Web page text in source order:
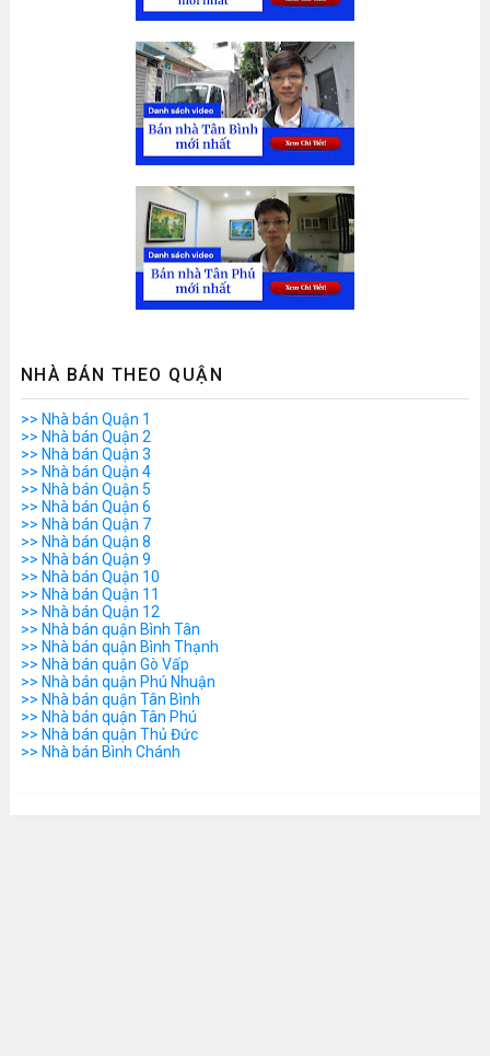
NHÀ BÁN THEO QUẬN
>> Nhà bán Quận 1
>> Nhà bán Quận 2
>> Nhà bán Quận 3
>> Nhà bán Quận 4
>> Nhà bán Quận 5
>> Nhà bán Quận 6
>> Nhà bán Quận 7
>> Nhà bán Quận 8
>> Nhà bán Quận 9
>> Nhà bán Quận 10
>> Nhà bán Quận 11
>> Nhà bán Quận 12
>> Nhà bán quận Bình Tân
>> Nhà bán quận Bình Thạnh
>> Nhà bán quận Gò Vấp
>> Nhà bán quận Phú Nhuận
>> Nhà bán quận Tân Bình
>> Nhà bán quận Tân Phú
>> Nhà bán quận Thủ Đức
>> Nhà bán Bình Chánh